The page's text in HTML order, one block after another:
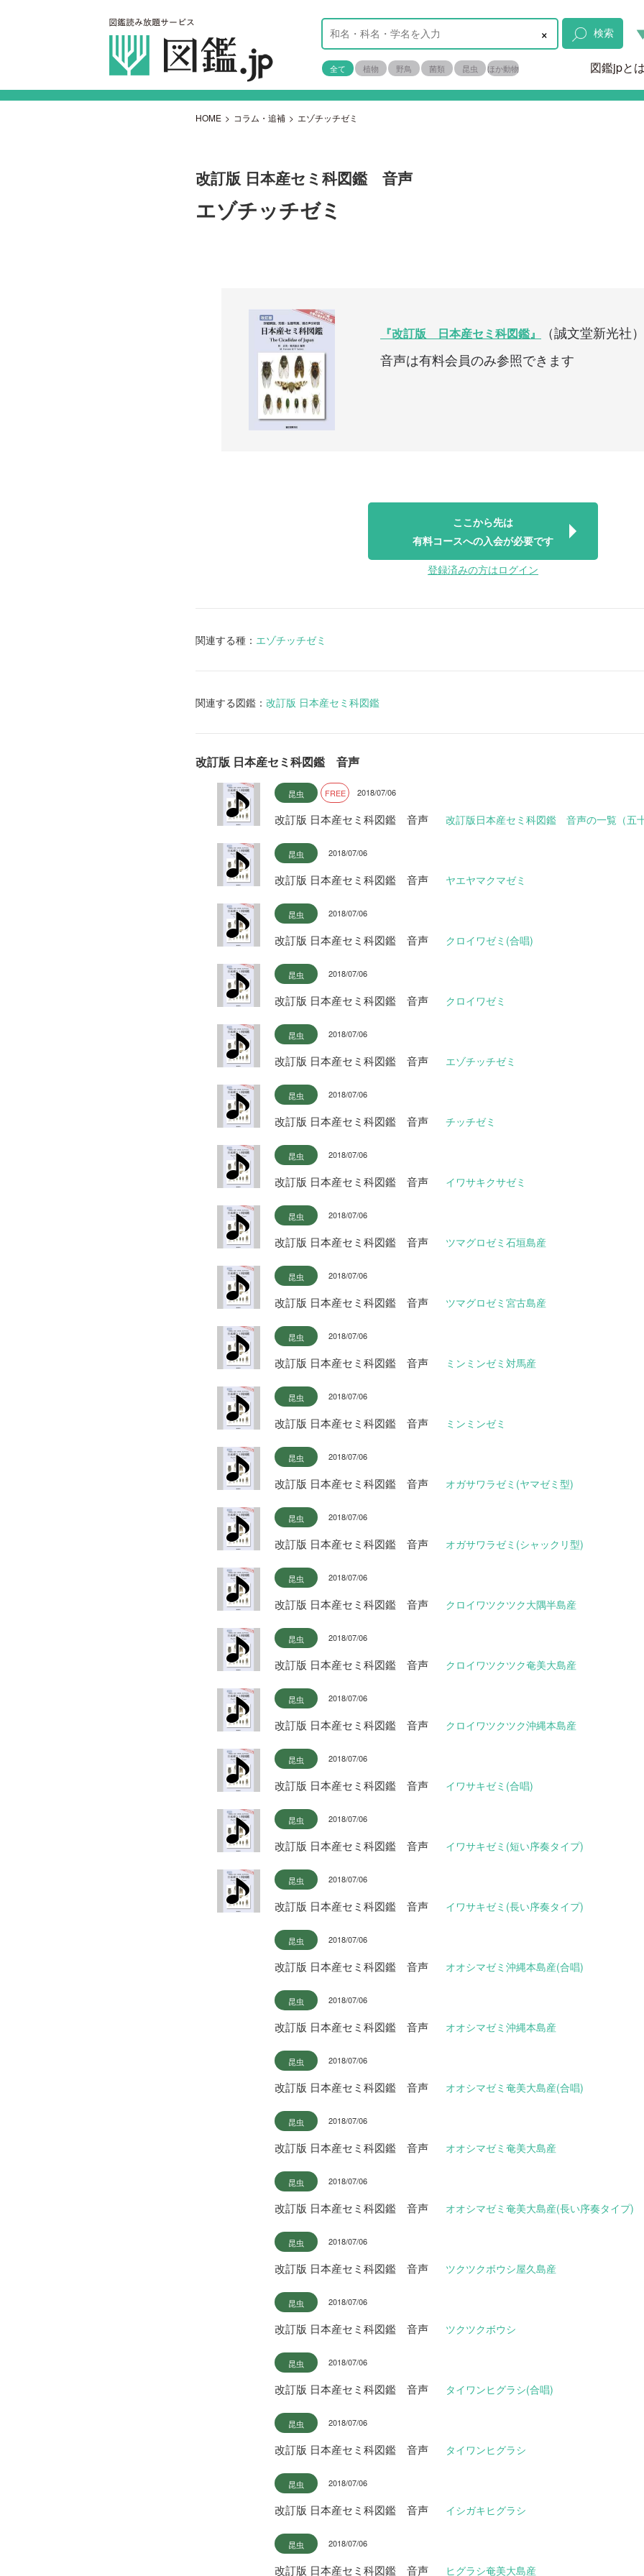
× 検索
全て 植物 野鳥 菌類 昆虫 ほか動物 図鑑jpと
HOME > コラム・追補 > エゾチッチゼミ
改訂版 日本産セミ科図鑑 音声
エゾチッチゼミ
『改訂版 日本産セミ科図鑑』
（誠文堂新光社
音声は有料会員のみ参照できます
ここから先は
有料コースへの入会が必要です
登録済みの方はログイン
関連する種： エゾチッチゼミ
関連する図鑑： 改訂版 日本産セミ科図鑑
改訂版 日本産セミ科図鑑 音声
昆虫 FREE 2018/07/06
改訂版 日本産セミ科図鑑 音声 改訂版日本産セミ科図鑑 音声の一覧（五
昆虫 2018/07/06
改訂版 日本産セミ科図鑑 音声 ヤエヤマクマゼミ
昆虫 2018/07/06
改訂版 日本産セミ科図鑑 音声 クロイワゼミ(合唱)
昆虫 2018/07/06
改訂版 日本産セミ科図鑑 音声 クロイワゼミ
昆虫 2018/07/06
改訂版 日本産セミ科図鑑 音声 エゾチッチゼミ
昆虫 2018/07/06
改訂版 日本産セミ科図鑑 音声 チッチゼミ
昆虫 2018/07/06
改訂版 日本産セミ科図鑑 音声 イワサキクサゼミ
昆虫 2018/07/06
改訂版 日本産セミ科図鑑 音声 ツマグロゼミ石垣島産
昆虫 2018/07/06
改訂版 日本産セミ科図鑑 音声 ツマグロゼミ宮古島産
昆虫 2018/07/06
改訂版 日本産セミ科図鑑 音声 ミンミンゼミ対馬産
昆虫 2018/07/06
改訂版 日本産セミ科図鑑 音声 ミンミンゼミ
昆虫 2018/07/06
改訂版 日本産セミ科図鑑 音声 オガサワラゼミ(ヤマゼミ型)
昆虫 2018/07/06
改訂版 日本産セミ科図鑑 音声 オガサワラゼミ(シャックリ型)
昆虫 2018/07/06
改訂版 日本産セミ科図鑑 音声 クロイワツクツク大隅半島産
昆虫 2018/07/06
改訂版 日本産セミ科図鑑 音声 クロイワツクツク奄美大島産
昆虫 2018/07/06
改訂版 日本産セミ科図鑑 音声 クロイワツクツク沖縄本島産
昆虫 2018/07/06
改訂版 日本産セミ科図鑑 音声 イワサキゼミ(合唱)
昆虫 2018/07/06
改訂版 日本産セミ科図鑑 音声 イワサキゼミ(短い序奏タイプ)
昆虫 2018/07/06
改訂版 日本産セミ科図鑑 音声 イワサキゼミ(長い序奏タイプ)
昆虫 2018/07/06
改訂版 日本産セミ科図鑑 音声 オオシマゼミ沖縄本島産(合唱)
昆虫 2018/07/06
改訂版 日本産セミ科図鑑 音声 オオシマゼミ沖縄本島産
昆虫 2018/07/06
改訂版 日本産セミ科図鑑 音声 オオシマゼミ奄美大島産(合唱)
昆虫 2018/07/06
改訂版 日本産セミ科図鑑 音声 オオシマゼミ奄美大島産
昆虫 2018/07/06
改訂版 日本産セミ科図鑑 音声 オオシマゼミ奄美大島産(長い序奏タイプ)
昆虫 2018/07/06
改訂版 日本産セミ科図鑑 音声 ツクツクボウシ屋久島産
昆虫 2018/07/06
改訂版 日本産セミ科図鑑 音声 ツクツクボウシ
昆虫 2018/07/06
改訂版 日本産セミ科図鑑 音声 タイワンヒグラシ(合唱)
昆虫 2018/07/06
改訂版 日本産セミ科図鑑 音声 タイワンヒグラシ
昆虫 2018/07/06
改訂版 日本産セミ科図鑑 音声 イシガキヒグラシ
昆虫 2018/07/06
改訂版 日本産セミ科図鑑 音声 ヒグラシ奄美大島産